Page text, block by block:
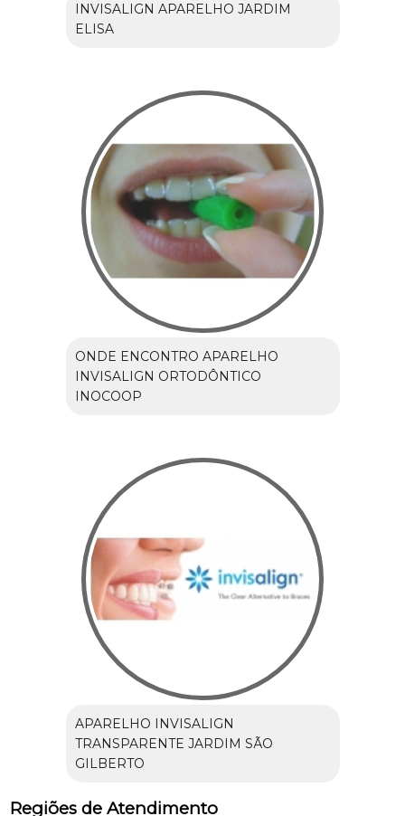
INVISALIGN APARELHO JARDIM
ELISA
ONDE ENCONTRO APARELHO
INVISALIGN ORTODÔNTICO
INOCOOP
APARELHO INVISALIGN
TRANSPARENTE JARDIM SÃO
GILBERTO
Regiões de Atendimento